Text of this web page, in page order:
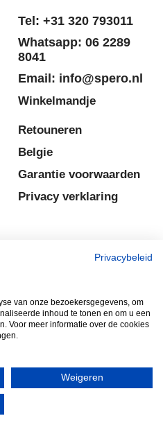
Tel: +31 320 793011
Whatsapp: 06 2289
8041
Email: info@spero.nl
Winkelmandje
Retouneren
Belgie
Garantie voorwaarden
Privacy verklaring
gemaakt met
webwinkel
Privacybeleid
van onze bezoekersgegevens, om
inhoud te tonen en om u een
Voor meer informatie over de cookies
Weigeren